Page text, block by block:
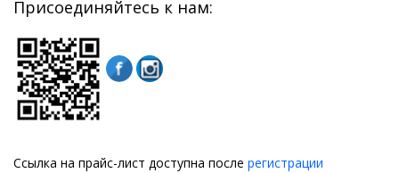
Присоединяйтесь к нам:
Ссылка на прайс-лист доступна после регистрации